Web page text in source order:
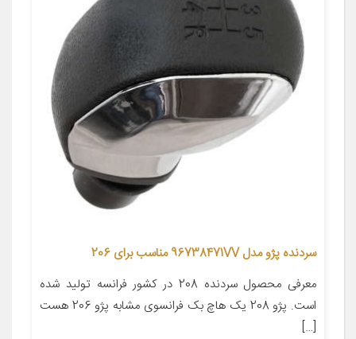
سردنده پژو مدل 96738471VV مناسب برای 206
معرفی محصول سردنده 208 در کشور فرانسه تولید شده
است. پژو 208 یک هاچ بک فرانسوی مشابه پژو 206 هست
[…]